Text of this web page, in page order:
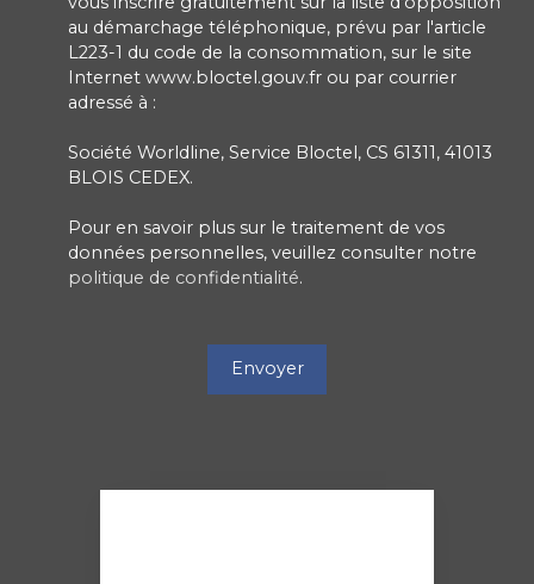
au démarchage téléphonique, prévu par l'article
L223-1 du code de la consommation, sur le site
Internet www.bloctel.gouv.fr ou par courrier
adressé à :
Société Worldline, Service Bloctel, CS 61311, 41013
BLOIS CEDEX.
Pour en savoir plus sur le traitement de vos
données personnelles, veuillez consulter notre
politique de confidentialité.
Envoyer